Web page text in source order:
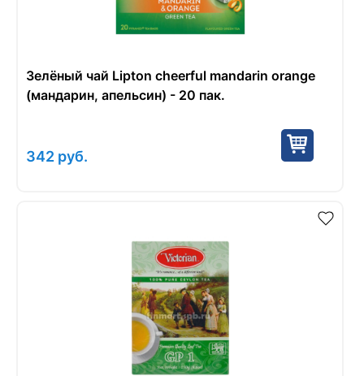
Зелёный чай Lipton cheerful mandarin orange
(мандарин, апельсин) - 20 пак.
342 руб.